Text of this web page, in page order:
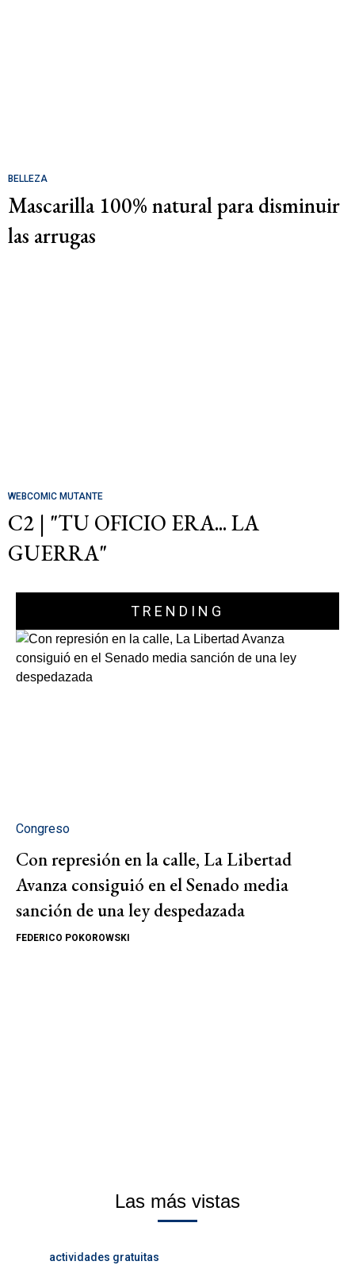
BELLEZA
Mascarilla 100% natural para disminuir
las arrugas
WEBCOMIC MUTANTE
C2 | "TU OFICIO ERA... LA
GUERRA"
TRENDING
Congreso
Con represión en la calle, La Libertad
Avanza consiguió en el Senado media
sanción de una ley despedazada
FEDERICO POKOROWSKI
Las más vistas
actividades gratuitas